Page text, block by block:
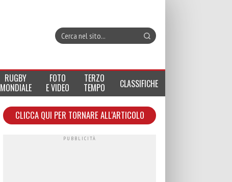
RUGBY
MONDIALE
FOTO
E VIDEO
TERZO
TEMPO CLASSIFICHE
CLICCA QUI PER TORNARE ALL'ARTICOLO